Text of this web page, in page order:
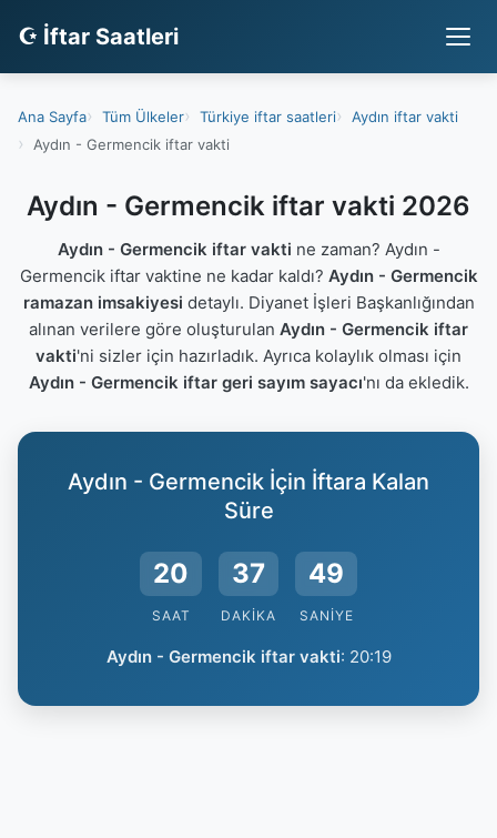
☪ İftar Saatleri
Ana Sayfa Tüm Ülkeler Türkiye iftar saatleri
Aydın iftar vakti
Aydın - Germencik iftar vakti
Aydın - Germencik iftar vakti 2026
Aydın - Germencik iftar vakti ne zaman? Aydın -
Germencik iftar vaktine ne kadar kaldı? Aydın - Germencik
ramazan imsakiyesi detaylı. Diyanet İşleri Başkanlığından
alınan verilere göre oluşturulan Aydın - Germencik iftar
vakti'ni sizler için hazırladık. Ayrıca kolaylık olması için
Aydın - Germencik iftar geri sayım sayacı'nı da ekledik.
Aydın - Germencik İçin İftara Kalan
Süre
20
SAAT
37
DAKIKA
48
SANIYE
Aydın - Germencik iftar vakti: 20:19